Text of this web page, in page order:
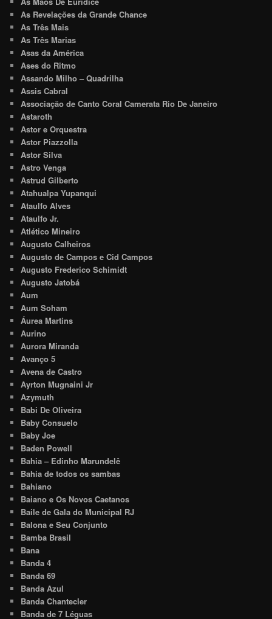
As Revelações da Grande Chance
As Três Mais
As Três Marias
Asas da América
Ases do Ritmo
Assando Milho – Quadrilha
Assis Cabral
Associação de Canto Coral Camerata Rio De Janeiro
Astaroth
Astor e Orquestra
Astor Piazzolla
Astor Silva
Astro Venga
Astrud Gilberto
Atahualpa Yupanqui
Ataulfo Alves
Ataulfo Jr.
Atlético Mineiro
Augusto Calheiros
Augusto de Campos e Cid Campos
Augusto Frederico Schimidt
Augusto Jatobá
Aum
Aum Soham
Áurea Martins
Aurino
Aurora Miranda
Avanço 5
Avena de Castro
Ayrton Mugnaini Jr
Azymuth
Babi De Oliveira
Baby Consuelo
Baby Joe
Baden Powell
Bahia – Edinho Marundelê
Bahia de todos os sambas
Bahiano
Baiano e Os Novos Caetanos
Baile de Gala do Municipal RJ
Balona e Seu Conjunto
Bamba Brasil
Bana
Banda 4
Banda 69
Banda Azul
Banda Chantecler
Banda de 7 Léguas